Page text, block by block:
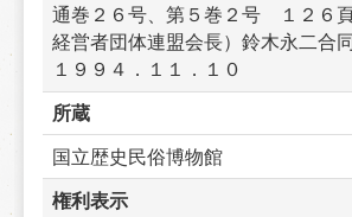
通巻２６号、第５巻２号　１２６
経営者団体連盟会長）鈴木永二合
１９９４．１１．１０
所蔵
国立歴史民俗博物館
権利表示